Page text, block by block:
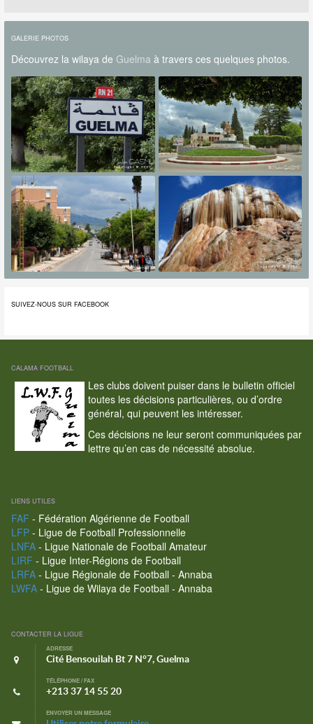
GALERIE PHOTOS
Découvrez la wilaya de Guelmaà travers ces quelques photos.
SUIVEZ-NOUS SUR FACEBOOK
CALAMA FOOTBALL
Les clubs doivent puiser dans le bulletin officiel
toutes les décisions particulières, ou d’ordre
général, qui peuvent les intéresser.
Ces décisions ne leur seront communiquées par
lettre qu’en cas de nécessité absolue.
LIENS UTILES
FAF - Fédération Algérienne de Football
LFP- Ligue de Football Professionnelle
LNFA- Ligue Nationale de Football Amateur
LIRF - Ligue Inter-Régions de Football
LRFA- Ligue Régionale de Football - Annaba
LWFA- Ligue de Wilaya de Football - Annaba
CONTACTER LA LIGUE
ADRESSE
Cité Bensouilah Bt 7 N°7, Guelma
TÉLÉPHONE / FAX
+213 37 14 55 20
ENVOYER UN MESSAGE